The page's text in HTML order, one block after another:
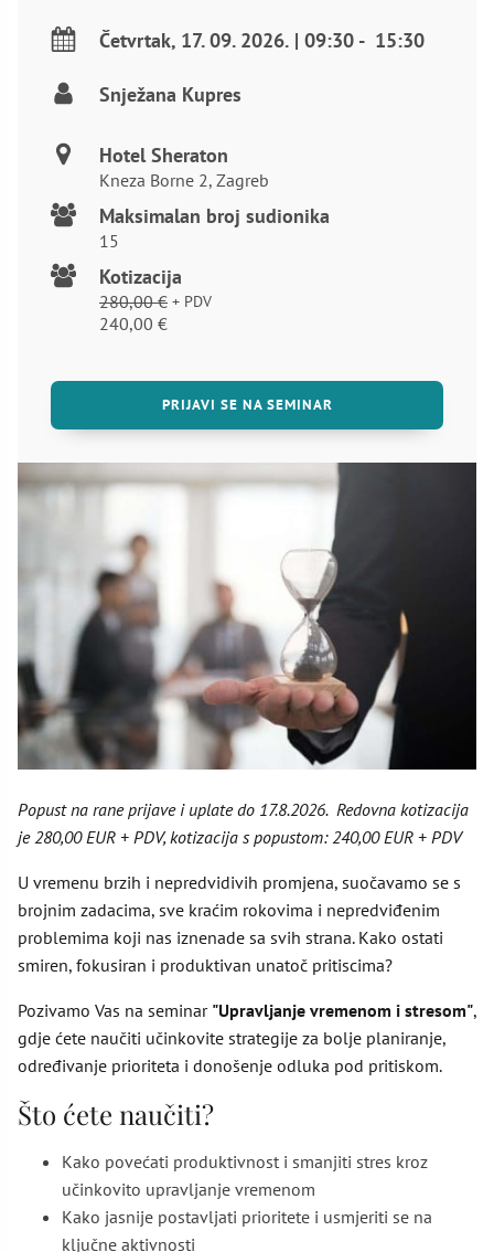
Četvrtak, 17. 09. 2026. | 09:30 - 15:30
Snježana Kupres
Hotel Sheraton
Kneza Borne 2, Zagreb
Maksimalan broj sudionika
15
Kotizacija
280,00€
Izvorna
280,00 €.
240,00 €Trenutna
+ PDV
PRIJAVI SE NA SEMINAR
Popust na rane prijave i uplate do 17.8.2026. Redovna kotizacija
je 280,00 EUR + PDV, kotizacija s popustom: 240,00 EUR + PDV
U vremenu brzih i nepredvidivih promjena, suočavamo se s
brojnim zadacima, sve kraćim rokovima i nepredviđenim
problemima koji nas iznenade sa svih strana. Kako ostati
smiren, fokusiran i produktivan unatoč pritiscima?
Pozivamo Vas na seminar "Upravljanje vremenom i stresom",
gdje ćete naučiti učinkovite strategije za bolje planiranje,
određivanje prioriteta i donošenje odluka pod pritiskom.
Što ćete naučiti?
Kako povećati produktivnost i smanjiti stres kroz
učinkovito upravljanje vremenom
Kako jasnije postavljati prioritete i usmjeriti se na
ključne aktivnosti